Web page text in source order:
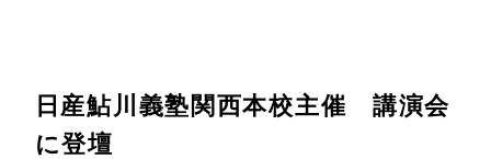
日産鮎川義塾関西本校主催 講演会
に登壇